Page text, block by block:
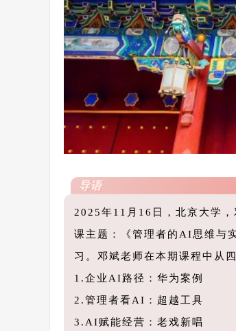
导语
2025年11月16日，北京大学
课主题：《管理者的AI思维与
习。邓斌老师在本期课程中从
1.企业AI路径：华为案例
2.管理者看AI：超越工具
3.AI赋能经营：老戏新唱